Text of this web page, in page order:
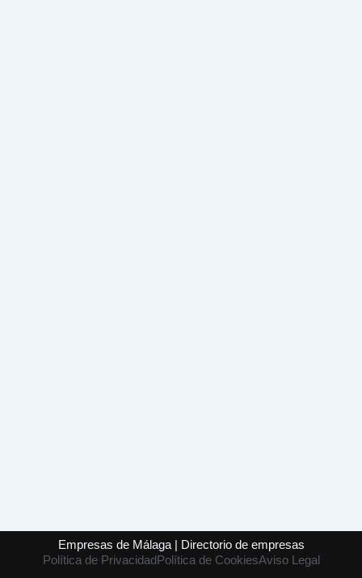
Empresas de Málaga | Directorio de empresas
Política de Privacidad Política de CookiesAviso Legal